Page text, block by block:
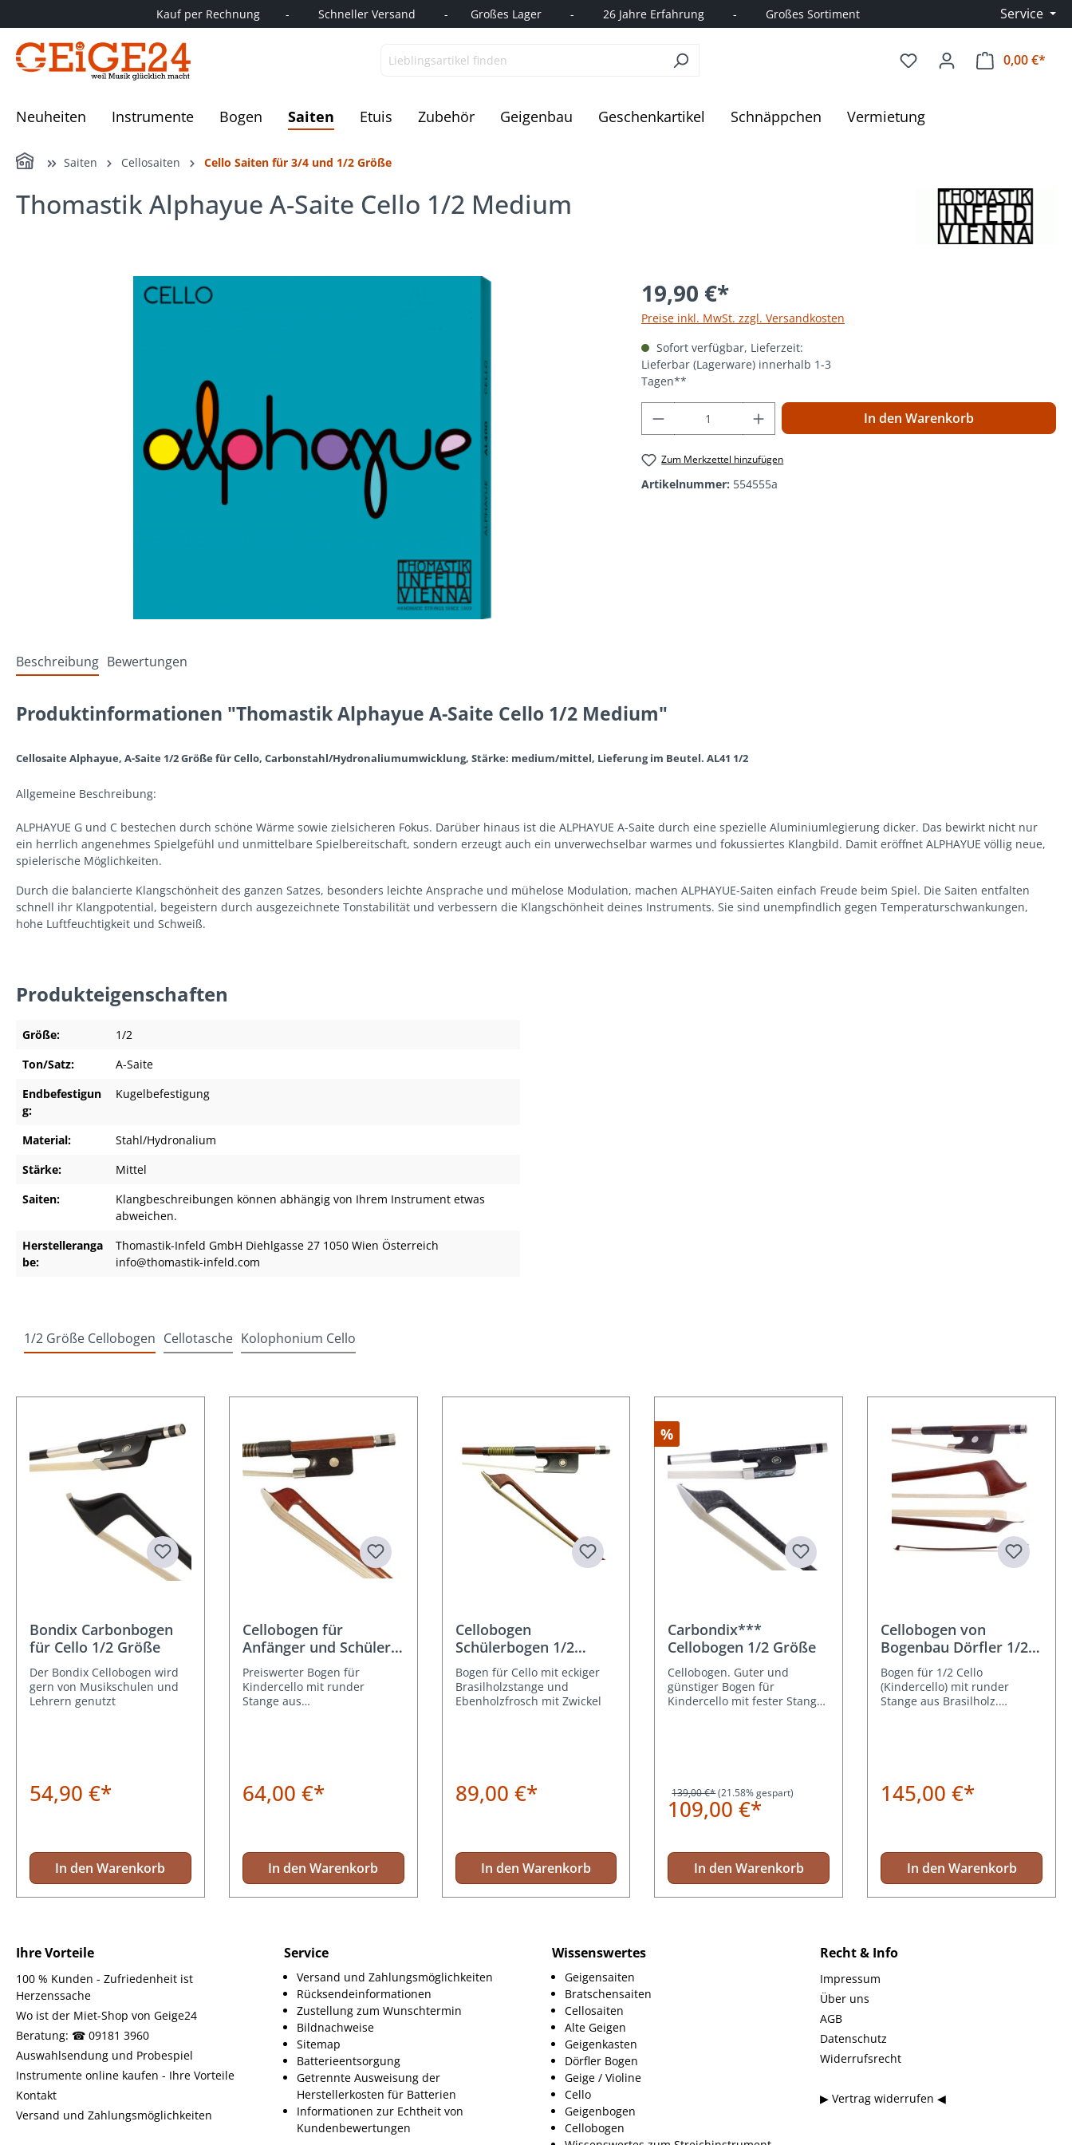
Zur Hauptnavigation springenKauf per Rechnung        -         Schneller Versand         -       Großes Lager         -         26 Jahre Erfahrung         -         Großes Sortiment Service
0,00 €*
Neuheiten Instrumente Bogen Saiten Etuis Zubehör Geigenbau Geschenkartikel Schnäppchen Vermietung
Home Saiten Cellosaiten Cello Saiten für 3/4 und 1/2 Größe
Thomastik Alphayue A-Saite Cello 1/2 Medium
Bildergalerie überspringen 19,90 €*
Preise inkl. MwSt. zzgl. Versandkosten
Sofort verfügbar, Lieferzeit:
Lieferbar (Lagerware) innerhalb 1-3
Tagen**
Produkt Anzahl: Gib den gewünschten Wert
In den Warenkorb
Zum Merkzettel hinzufügen
Artikelnummer: 554555a
Beschreibung Bewertungen
Produktinformationen "Thomastik Alphayue A-Saite Cello 1/2 Medium"
Cellosaite Alphayue, A-Saite 1/2 Größe für Cello, Carbonstahl/Hydronaliumumwicklung, Stärke: medium/mittel, Lieferung im Beutel. AL41 1/2
Allgemeine Beschreibung:
ALPHAYUE G und C bestechen durch schöne Wärme sowie zielsicheren Fokus. Darüber hinaus ist die ALPHAYUE A-Saite durch eine spezielle Aluminiumlegierung dicker. Das bewirkt nicht nur
ein herrlich angenehmes Spielgefühl und unmittelbare Spielbereitschaft, sondern erzeugt auch ein unverwechselbar warmes und fokussiertes Klangbild. Damit eröffnet ALPHAYUE völlig neue,
spielerische Möglichkeiten.
Durch die balancierte Klangschönheit des ganzen Satzes, besonders leichte Ansprache und mühelose Modulation, machen ALPHAYUE-Saiten einfach Freude beim Spiel. Die Saiten entfalten
schnell ihr Klangpotential, begeistern durch ausgezeichnete Tonstabilität und verbessern die Klangschönheit deines Instruments. Sie sind unempfindlich gegen Temperaturschwankungen,
hohe Luftfeuchtigkeit und Schweiß.
Produkteigenschaften
Größe:
1/2
Ton/Satz:
A-Saite
Endbefestigun
g:
Kugelbefestigung
Material:
Stahl/Hydronalium
Stärke:
Mittel
Saiten:
Klangbeschreibungen können abhängig von Ihrem Instrument etwas
abweichen.
Herstelleranga
be:
Thomastik-Infeld GmbH Diehlgasse 27 1050 Wien Österreich
info@thomastik-infeld.com
1/2 Größe Cellobogen Cellotasche Kolophonium Cello
Bondix Carbonbogen
für Cello 1/2 Größe
Der Bondix Cellobogen wird
gern von Musikschulen und
Lehrern genutzt
54,90 €*
In den Warenkorb
Cellobogen für
Anfänger und Schüler
1/2 Größe
Preiswerter Bogen für
Kindercello mit runder
Stange aus
64,00 €*
In den Warenkorb
Cellobogen
Schülerbogen 1/2
Größe Brasilholz
Bogen für Cello mit eckiger
Brasilholzstange und
Ebenholzfrosch mit Zwickel
89,00 €*
In den Warenkorb
%
Carbondix***
Cellobogen 1/2 Größe
Cellobogen. Guter und
günstiger Bogen für
Kindercello mit fester Stange
139,00 €*(21.58% gespart)
109,00 €*
In den Warenkorb
Cellobogen von
Bogenbau Dörfler 1/2
Größe D6
Bogen für 1/2 Cello
(Kindercello) mit runder
Stange aus Brasilholz.
145,00 €*
In den Warenkorb
Recht & Info
Impressum
Über uns
AGB
Datenschutz
Widerrufsrecht
▶ Vertrag widerrufen ◀
Ihre Vorteile
100 % Kunden - Zufriedenheit ist
Herzenssache
Wo ist der Miet-Shop von Geige24
Beratung: ☎ 09181 3960
Auswahlsendung und Probespiel
Instrumente online kaufen - Ihre Vorteile
Kontakt
Versand und Zahlungsmöglichkeiten
Service
Versand und Zahlungsmöglichkeiten
Rücksendeinformationen
Zustellung zum Wunschtermin
Bildnachweise
Sitemap
Batterieentsorgung
Getrennte Ausweisung der
Herstellerkosten für Batterien
Informationen zur Echtheit von
Kundenbewertungen
Wissenswertes
Geigensaiten
Bratschensaiten
Cellosaiten
Alte Geigen
Geigenkasten
Dörfler Bogen
Geige / Violine
Cello
Geigenbogen
Cellobogen